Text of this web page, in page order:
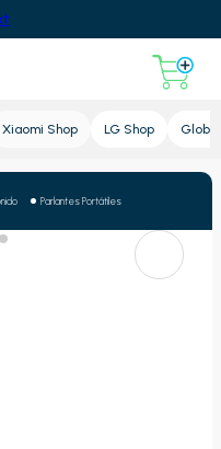
Xiaomi Shop LG Shop Global
Parlantes Portátiles